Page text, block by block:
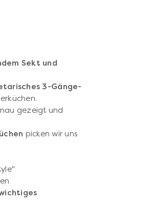
Sekt und
3-Gänge-
gezeigt und
picken wir uns